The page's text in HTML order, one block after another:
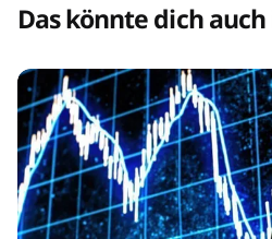
Das könnte dich